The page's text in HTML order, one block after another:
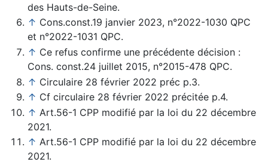
des Hauts-de-Seine.
↑ Cons.const.19 janvier 2023, n°2022-1030 QPC
et n°2022-1031 QPC.
↑ Ce refus confirme une précédente décision :
Cons. const.24 juillet 2015, n°2015-478 QPC.
↑ Circulaire 28 février 2022 préc p.3.
↑ Cf circulaire 28 février 2022 précitée p.4.
↑ Art.56-1 CPP modifié par la loi du 22 décembre
2021.
↑ Art.56-1 CPP modifié par la loi du 22 décembre
2021.